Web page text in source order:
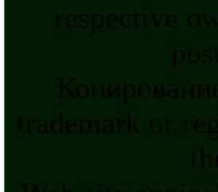
respective
trademark or